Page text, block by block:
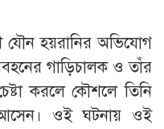
যৌন হয়রানির অভিযোগ
গাড়িচালক ও তাঁর
করলে কৌশলে তিনি
আসেন। ওই ঘটনায় ওই